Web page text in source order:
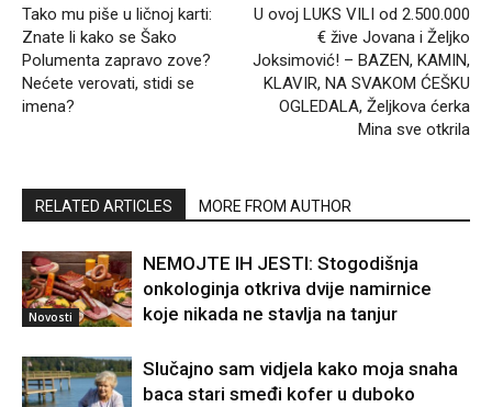
Tako mu piše u ličnoj karti:
Znate li kako se Šako
Polumenta zapravo zove?
Nećete verovati, stidi se
imena?
U ovoj LUKS VILI od 2.500.000
€ žive Jovana i Željko
Joksimović! – BAZEN, KAMIN,
KLAVIR, NA SVAKOM ĆEŠKU
OGLEDALA, Željkova ćerka
Mina sve otkrila
RELATED ARTICLES MORE FROM AUTHOR
Novosti
NEMOJTE IH JESTI: Stogodišnja
onkologinja otkriva dvije namirnice
koje nikada ne stavlja na tanjur
Slučajno sam vidjela kako moja snaha
baca stari smeđi kofer u duboko